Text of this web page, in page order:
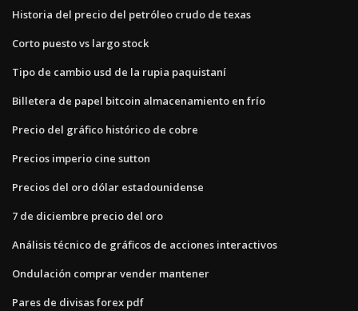
Historia del precio del petróleo crudo de texas
Corto puesto vs largo stock
Tipo de cambio usd de la rupia paquistaní
Billetera de papel bitcoin almacenamiento en frío
Precio del gráfico histórico de cobre
Precios imperio cine sutton
Precios del oro dólar estadounidense
7 de diciembre precio del oro
Análisis técnico de gráficos de acciones interactivos
Ondulación comprar vender mantener
Pares de divisas forex pdf